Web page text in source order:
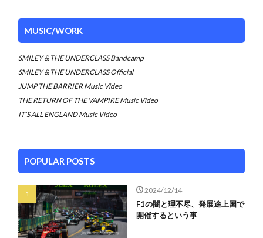
MUSIC/WORK
SMILEY & THE UNDERCLASS Bandcamp
SMILEY & THE UNDERCLASS Official
JUMP THE BARRIER Music Video
THE RETURN OF THE VAMPIRE Music Video
IT’S ALL ENGLAND Music Video
POPULAR POSTS
2024/12/14
F1の闇と理不尽、発展途上国で
開催するという事